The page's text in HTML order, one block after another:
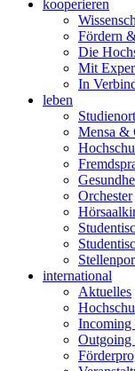
kooperieren
Fördern
Die
Mit
In
leben
Mensa &
Orchester
international
Aktuelles
Outgoing